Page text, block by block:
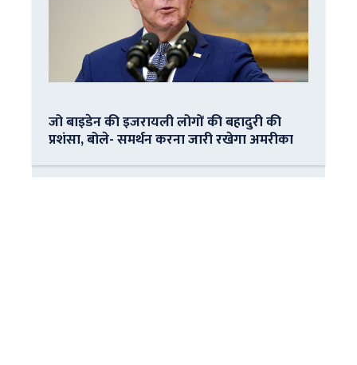
जो बाइडेन की इजरायली लोगों की बहादुरी की
प्रशंसा, बोले- समर्थन करना जारी रखेगा अमरीका